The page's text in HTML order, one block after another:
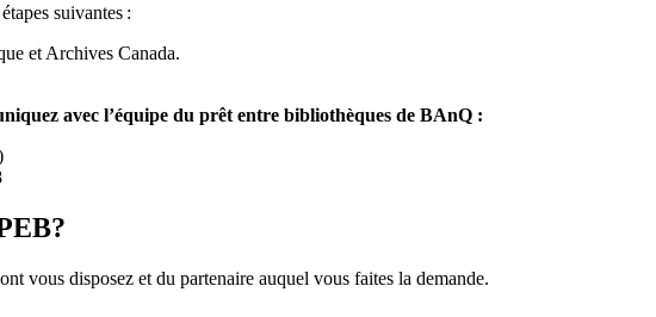
suivantes :
et Archives Canada.
avec l’équipe du prêt entre bibliothèques de BAnQ :
vous disposez et du partenaire auquel vous faites la demande.